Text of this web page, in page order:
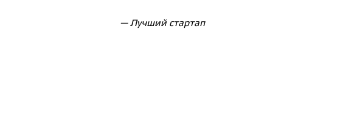
— Лучший стартап